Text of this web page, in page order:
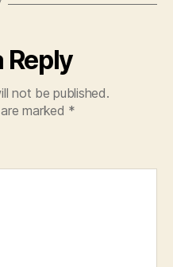
Reply
not be published.
marked *